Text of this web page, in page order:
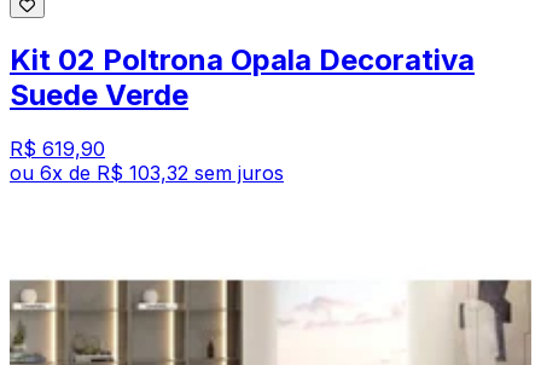
Kit 02 Poltrona Opala Decorativa
Suede Verde
R$ 619,90
ou 6x de R$ 103,32 sem juros